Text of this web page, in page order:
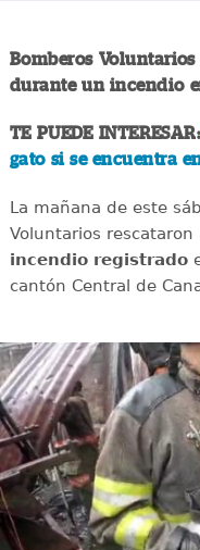
Bomberos
durante un incendio
TE PUEDE
gato si se encuentra
La mañana de este
Voluntarios
incendio registrado
cantón Central de